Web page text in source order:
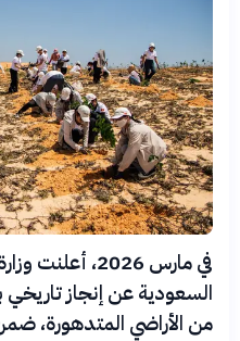
في مارس 2026،
السعودية عن إنجاز تاريخي
من الأراضي المتدهورة،